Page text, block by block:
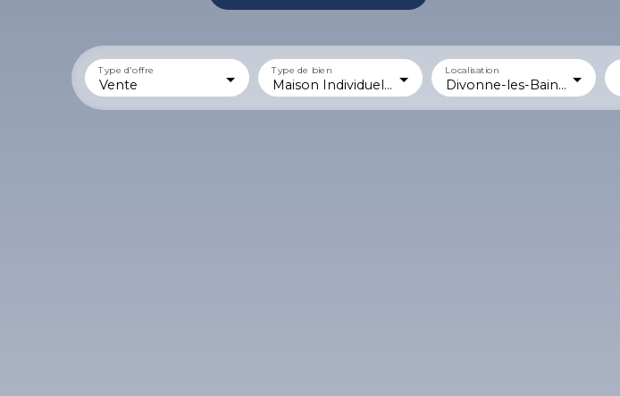
Vente
Type d'offre
Maison Individuelle
Type de bien
Divonne-les-Bains (01220)
Localisation